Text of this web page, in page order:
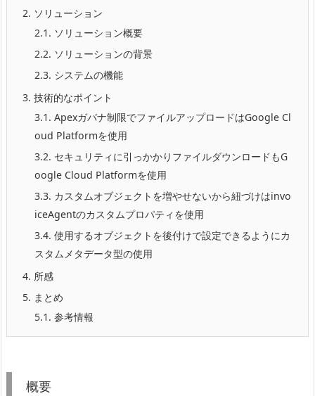
2. ソリューション
2.1. ソリューション概要
2.2. ソリューションの背景
2.3. システムの機能
3. 技術的なポイント
3.1. Apexガバナ制限でファイルアップロードはGoogle Cl
oud Platformを使用
3.2. セキュリティに引っかかりファイルダウンロードもG
oogle Cloud Platformを使用
3.3. カスタムオブジェクトを増やせないから紐づけはinvo
iceAgentのカスタムプロパティを使用
3.4. 使用するオブジェクトを後付けで設定できるようにカ
スタムメタデータ型の使用
4. 所感
5. まとめ
5.1. 参考情報
概要